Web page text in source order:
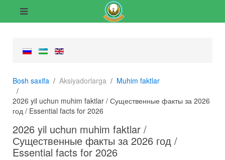
Bosh saxifa Aksiyadorlarga
Muhim faktlar
2026 yil uchun muhim faktlar / Существенные факты за 2026
год / Essential facts for 2026
2026 yil uchun muhim faktlar /
Существенные факты за 2026 год /
Essential facts for 2026